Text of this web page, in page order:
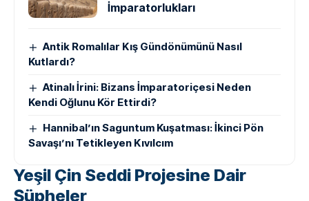
İmparatorlukları
Antik Romalılar Kış Gündönümünü Nasıl
Kutlardı?
Atinalı İrini: Bizans İmparatoriçesi Neden
Kendi Oğlunu Kör Ettirdi?
Hannibal’ın Saguntum Kuşatması: İkinci Pön
Savaşı’nı Tetikleyen Kıvılcım
Yeşil Çin Seddi Projesine Dair
Şüpheler